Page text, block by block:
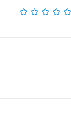
☆ ☆ ☆ ☆ ☆